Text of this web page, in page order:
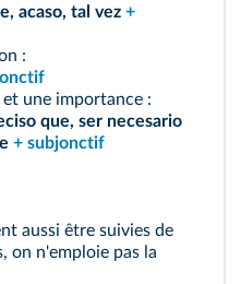
acaso, tal vez +
:
et une importance :
que, ser necesario
+ subjonctif
aussi être suivies de
on n'emploie pas la